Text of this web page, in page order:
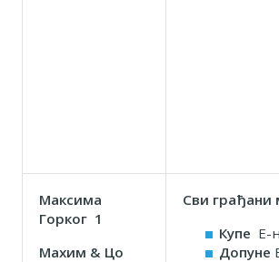
Максима
Горког 1
Маxим & Цо
Сви грађани
Купе Е-
Допуне